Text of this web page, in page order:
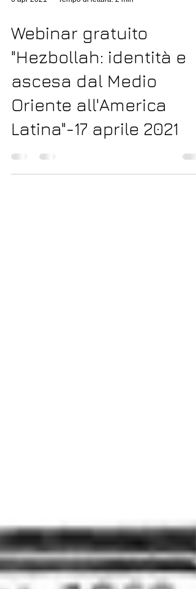
Tempo di lettura: 2 min
Webinar gratuito
"Hezbollah: identità e
ascesa dal Medio
Oriente all'America
Latina"-17 aprile 2021